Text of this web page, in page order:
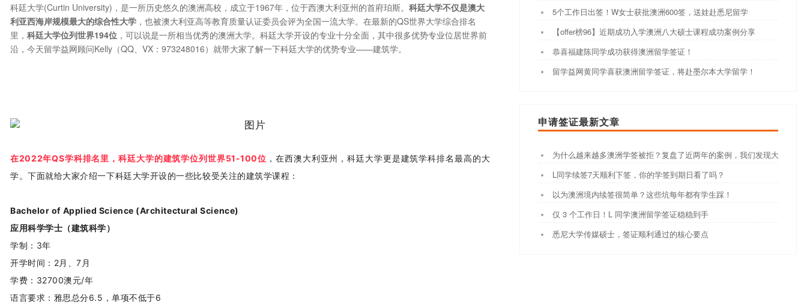
科廷大学(Curtin University)，是一所历史悠久的澳洲高校，成立于1967年，位于西澳大利亚州的首府珀斯。 科廷大学不仅是澳大
利亚西海岸规模最大的综合性大学 ，也被澳大利亚高等教育质量认证委员会评为全国一流大学。在最新的QS世界大学综合排名
里， 科廷大学位列世界194位 ，可以说是一所相当优秀的澳洲大学。科廷大学开设的专业十分全面，其中很多优势专业位居世界前
沿，今天留学益网顾问Kelly（QQ、VX：973248016）就带大家了解一下科廷大学的优势专业——建筑学。
在2022年QS学科排名里，科廷大学的建筑学位列世界51-100位 ，在西澳大利亚州，科廷大学更是建筑学科排名最高的大
学。下面就给大家介绍一下科廷大学开设的一些比较受关注的建筑学课程：
Bachelor of Applied Science (Architectural Science)
应用科学学士（建筑科学）
学制：3年
开学时间：2月、7月
学费：32700澳元/年
语言要求：雅思总分6.5，单项不低于6
5个工作日出签！W女士获批澳洲600签，送娃赴悉尼留学
【offer榜96】近期成功入学澳洲八大硕士课程成功案例分享
恭喜福建陈同学成功获得澳洲留学签证！
留学益网黄同学喜获澳洲留学签证，将赴墨尔本大学留学！
申请签证最新文章
为什么越来越多澳洲学签被拒？复盘了近两年的案例，我们发现大家都踩
L同学续签7天顺利下签，你的学签到期日看了吗？
以为澳洲境内续签很简单？这些坑每年都有学生踩！
仅 3 个工作日！L 同学澳洲留学签证稳稳到手
悉尼大学传媒硕士，签证顺利通过的核心要点